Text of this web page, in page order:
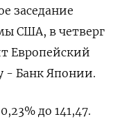
заседание
США, в четверг
Европейский
- Банк Японии.
до 141,47.